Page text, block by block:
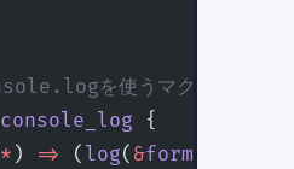
を使うマクロ
console_log {
* ) => ( log( &format_args!